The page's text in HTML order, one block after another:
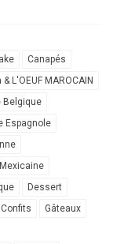
Canapés
L'OEUF MAROCAIN
Belgique
Espagnole
Dessert
Gâteaux